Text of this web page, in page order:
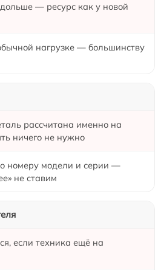
— ресурс как у новой
нагрузке — большинству
рассчитана именно на
ничего не нужно
номеру модели и серии —
не ставим
если техника ещё на